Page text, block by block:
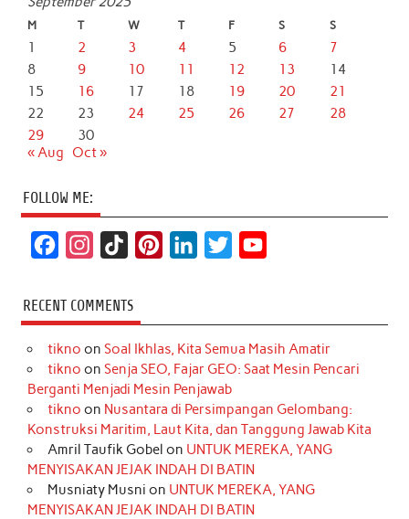
M T W T F S S
1 2 3 4 5 6
7
8
9 10 11 12 13
14
15
16 17 18 19 20
21
22
23 24 25 26 27
28
29
30
« Aug
Oct »
FOLLOW ME:
c
e
b
o
k
s
t
a
r
a
m
k
T
o
k
t
e
r
e
s
t
k
e
d
I
n
t
t
r
T
u
e
RECENT COMMENTS
tikno on Soal Ikhlas, Kita Semua Masih Amatir
tikno on Senja SEO, Fajar GEO: Saat Mesin Pencari
Berganti Menjadi Mesin Penjawab
tikno on Nusantara di Persimpangan Gelombang:
Konstruksi Maritim, Laut Kita, dan Tanggung Jawab Kita
Amril Taufik Gobel on UNTUK MEREKA, YANG
MENYISAKAN JEJAK INDAH DI BATIN
Musniaty Musni on UNTUK MEREKA, YANG
MENYISAKAN JEJAK INDAH DI BATIN